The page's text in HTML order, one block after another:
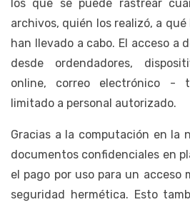
los que se puede rastrear
archivos, quién los realizó, a
han llevado a cabo. El acceso a
desde ordendadores,
online, correo electrónico -
limitado a personal autorizado.
Gracias a la computación en la
documentos confidenciales en
el pago por uso para un acceso
seguridad hermética. Esto